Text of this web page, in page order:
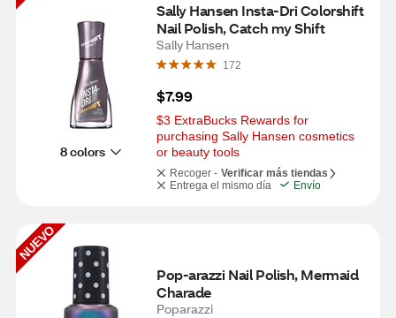
8 colors
Sally Hansen Insta-Dri Colorshift
Nail Polish, Catch my Shift
Sally Hansen
172
$7.99
$3 ExtraBucks Rewards for
purchasing Sally Hansen cosmetics
or beauty tools
Recoger - Verificar más tiendas
Entrega el mismo día
Envío
NUEVO
Pop-arazzi Nail Polish, Mermaid
Charade
Poparazzi